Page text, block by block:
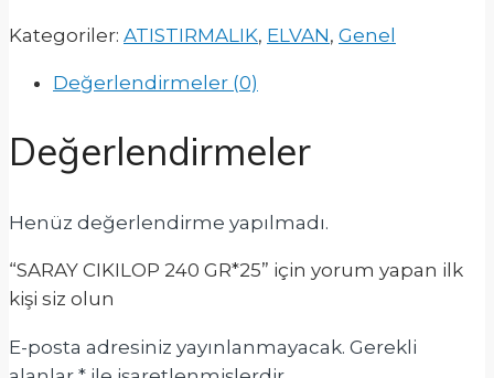
Kategoriler: ATISTIRMALIK, ELVAN, Genel
Değerlendirmeler (0)
Değerlendirmeler
Henüz değerlendirme yapılmadı.
“SARAY CIKILOP 240 GR*25” için yorum yapan ilk
kişi siz olun
E-posta adresiniz yayınlanmayacak. Gerekli